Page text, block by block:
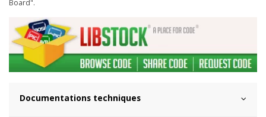
Board".
Documentations techniques